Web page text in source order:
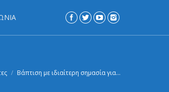
Βάπτιση με ιδιαίτερη σημασία για…